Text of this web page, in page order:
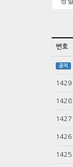
번호
공지
1429
1428
1427
1426
1425